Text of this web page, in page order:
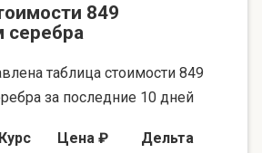
849
серебра
таблица стоимости 849
за последние 10 дней
Курс
Цена ₽
Дельта